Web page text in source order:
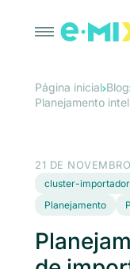
Página inicial Blog
Planejamento
21 DE
cluster-
Planejamento